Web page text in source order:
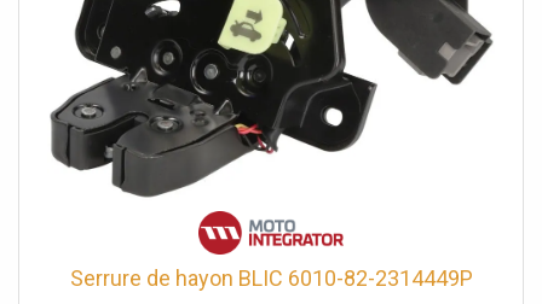
Serrure de hayon BLIC 6010-82-2314449P